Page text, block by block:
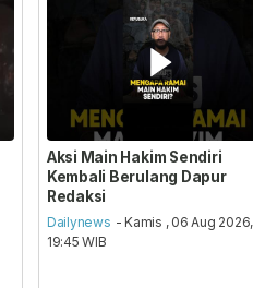
Aksi Main Hakim Sendiri
Kembali Berulang Dapur
Redaksi
Dailynews - Kamis , 06 Aug 2026,
19:45 WIB